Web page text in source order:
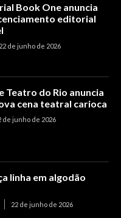
Book One anuncia
editorial
22 de junho de 2026
Teatro do Rio anuncia
cena teatral carioca
de junho de 2026
linha em algodão
22 de junho de 2026